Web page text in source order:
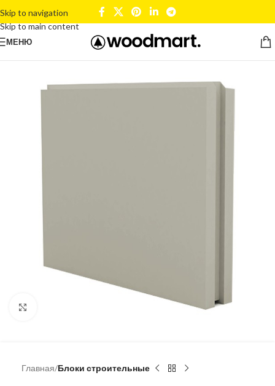
Skip to navigation
Skip to main content
МЕНЮ
Главная Блоки строительные